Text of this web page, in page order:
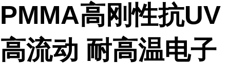
PMMA高刚性抗UV
高流动 耐高温电子